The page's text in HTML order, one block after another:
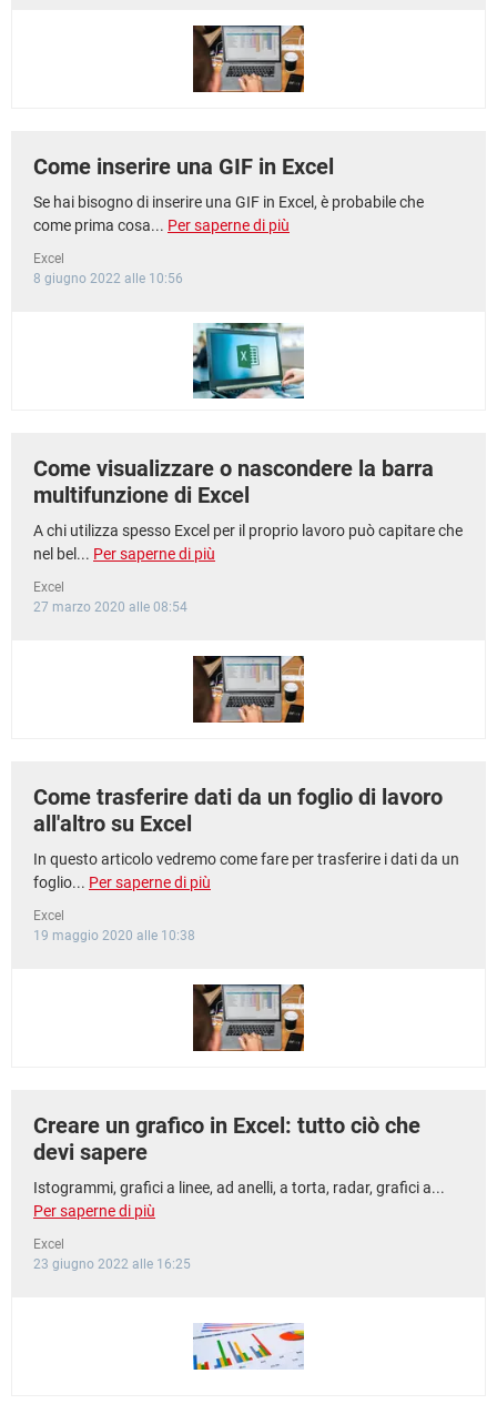
Come inserire una GIF in Excel
Se hai bisogno di inserire una GIF in Excel, è probabile che
come prima cosa... Per saperne di più
Excel
8 giugno 2022 alle 10:56
Come visualizzare o nascondere la barra
multifunzione di Excel
A chi utilizza spesso Excel per il proprio lavoro può capitare che
nel bel... Per saperne di più
Excel
27 marzo 2020 alle 08:54
Come trasferire dati da un foglio di lavoro
all'altro su Excel
In questo articolo vedremo come fare per trasferire i dati da un
foglio... Per saperne di più
Excel
19 maggio 2020 alle 10:38
Creare un grafico in Excel: tutto ciò che
devi sapere
Istogrammi, grafici a linee, ad anelli, a torta, radar, grafici a...
Per saperne di più
Excel
23 giugno 2022 alle 16:25